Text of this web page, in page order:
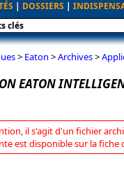
| DOSSIERS |
> Eaton >Archives>
EATON
il s'agit d'un fichier
est disponible sur la fiche